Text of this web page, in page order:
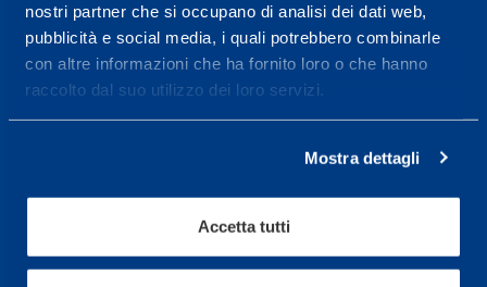
nostri partner che si occupano di analisi dei dati web,
pubblicità e social media, i quali potrebbero combinarle
con altre informazioni che ha fornito loro o che hanno
raccolto dal suo utilizzo dei loro servizi.
Mostra dettagli
Accetta tutti
Maggiori informazioni
Servizi